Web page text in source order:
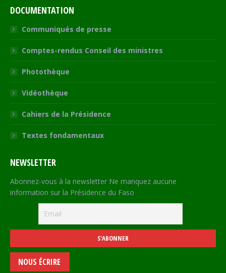
DOCUMENTATION
Communiqués de presse
Comptes-rendus Conseil des ministres
Photothèque
Vidéothèque
Cahiers de la Présidence
Textes fondamentaux
NEWSLETTER
Abonnez-vous à la newsletter Ne manquez aucune
information sur la Présidence du Faso
NOUS ÉCRIRE